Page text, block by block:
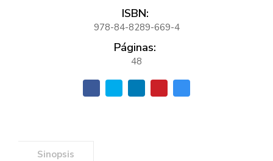
ISBN:
978-84-8289-669-4
Páginas:
48
Sinopsis